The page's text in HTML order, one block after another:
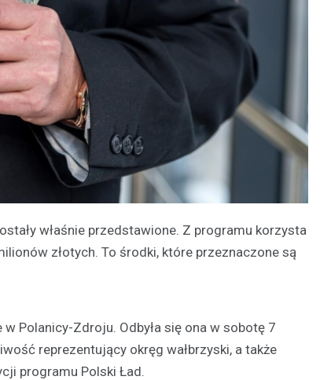
właśnie przedstawione. Z programu korzysta
złotych. To środki, które przeznaczone są
Polanicy-Zdroju. Odbyła się ona w sobotę 7
reprezentujący okręg wałbrzyski, a także
programu Polski Ład.